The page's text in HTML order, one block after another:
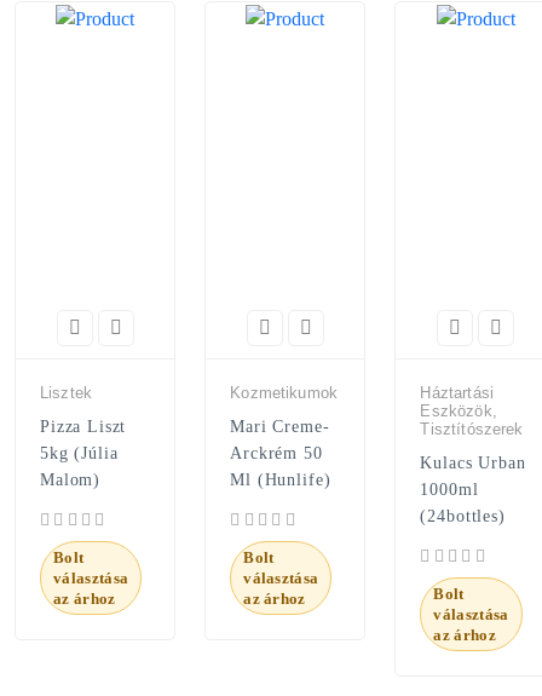
Lisztek
Pizza Liszt
5kg (Júlia
Malom)
Bolt
választása
az árhoz
Kozmetikumok
Mari Creme-
Arckrém 50
Ml (Hunlife)
Bolt
választása
az árhoz
Háztartási
Eszközök,
Tisztítószerek
Kulacs Urban
1000ml
(24bottles)
Bolt
választása
az árhoz